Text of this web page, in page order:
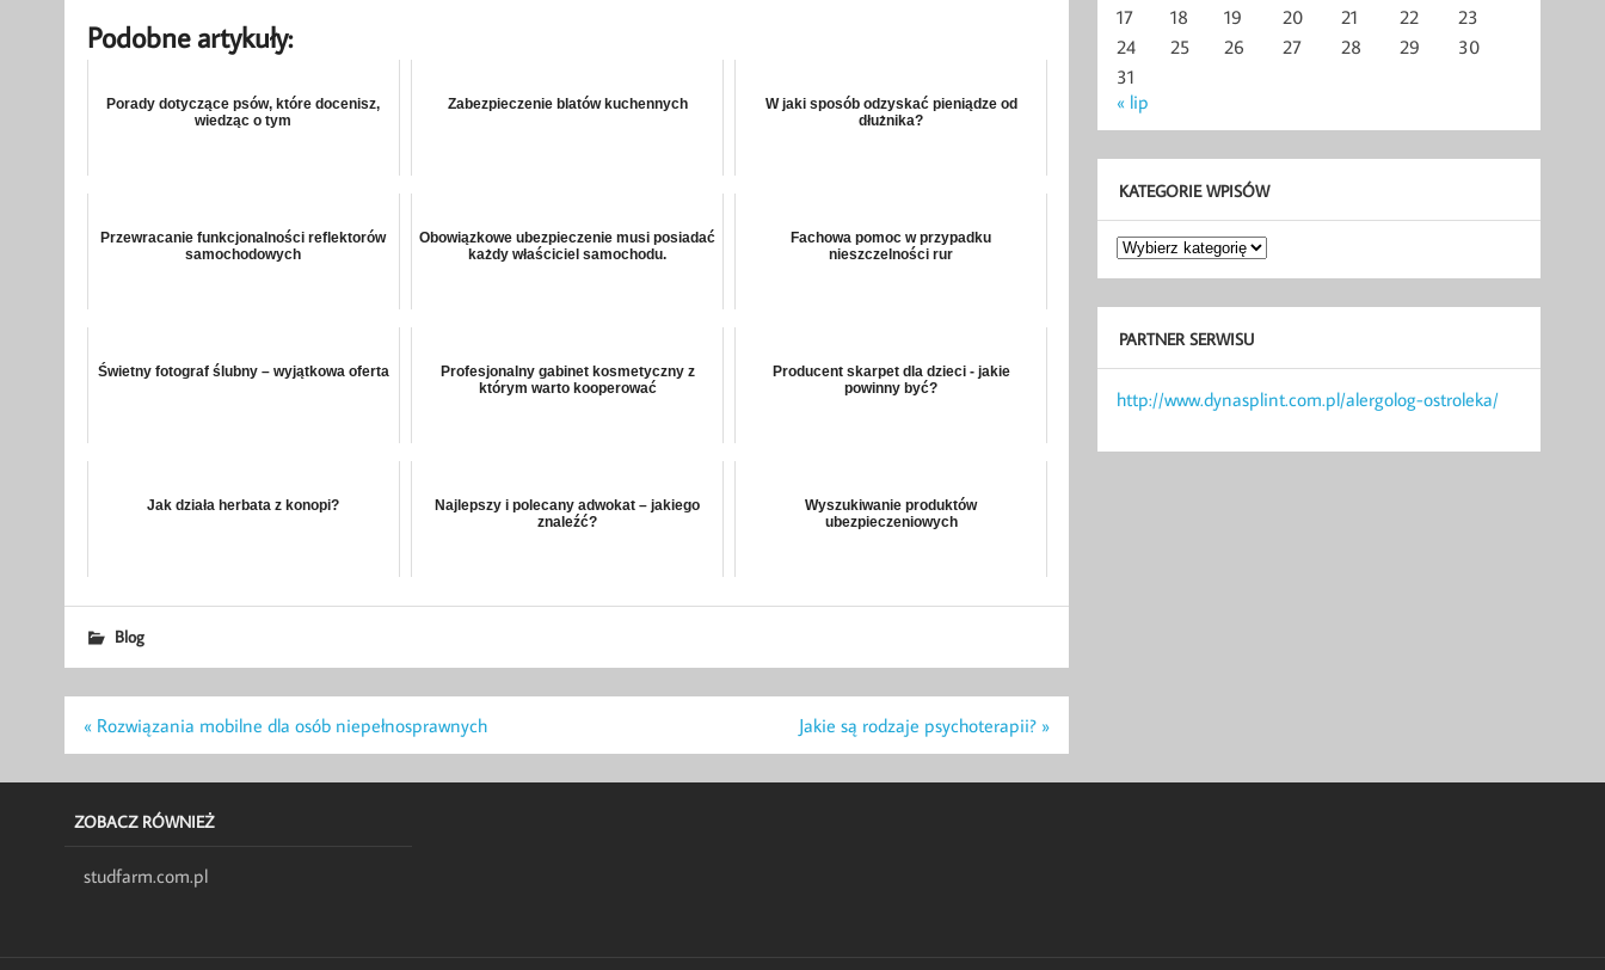
Podobne artykuły:
Porady dotyczące psów, które docenisz,
wiedząc o tym
Zabezpieczenie blatów kuchennych
W jaki sposób odzyskać pieniądze od
dłużnika?
Przewracanie funkcjonalności reflektorów
samochodowych
Obowiązkowe ubezpieczenie musi posiadać
każdy właściciel samochodu.
Fachowa pomoc w przypadku
nieszczelności rur
Świetny fotograf ślubny – wyjątkowa oferta
Profesjonalny gabinet kosmetyczny z
którym warto kooperować
Producent skarpet dla dzieci - jakie
powinny być?
Jak działa herbata z konopi?
Najlepszy i polecany adwokat – jakiego
znaleźć?
Wyszukiwanie produktów
ubezpieczeniowych
Blog
Nawigacja
« Rozwiązania mobilne dla osób niepełnosprawnych Jakie są rodzaje psychoterapii? »
17
18 19 20 21 22
23
24
25 26 27 28 29
30
31
« lip
KATEGORIE WPISÓW
Kategorie
wpisów
PARTNER SERWISU
http://www.dynasplint.com.pl/alergolog-ostroleka/
ZOBACZ RÓWNIEŻ
studfarm.com.pl